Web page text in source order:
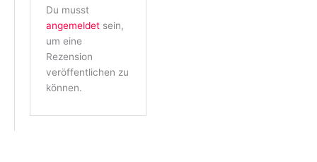
Du musst
angemeldet sein,
um eine
Rezension
veröffentlichen zu
können.